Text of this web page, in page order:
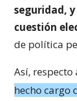
seguridad,
cuestión
de política
Así,
hecho cargo